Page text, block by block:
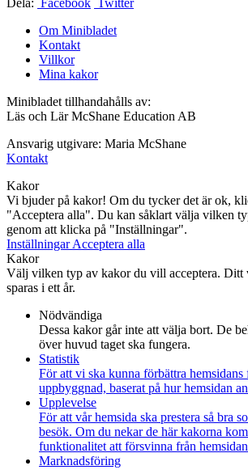
Om Minibladet
Kontakt
Villkor
Mina kakor
Minibladet tillhandahålls av:
Läs och Lär McShane Education AB
Ansvarig utgivare: Maria McShane
Kontakt
Kakor
Vi bjuder på kakor! Om du tycker det är ok,
"Acceptera alla". Du kan såklart välja vilken
genom att klicka på "Inställningar".
InställningarAcceptera alla
Kakor
Välj vilken typ av kakor du vill acceptera. Ditt
sparas i ett år.
Nödvändiga
Dessa kakor går inte att välja bort. De
över huvud taget ska fungera.
Statistik
För att vi ska kunna förbättra
uppbyggnad, baserat på hur hemsidan
Upplevelse
För att vår hemsida ska prestera så bra
besök. Om du nekar de här kakorna
funktionalitet att försvinna från
Marknadsföring